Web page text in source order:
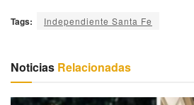
Tags: Independiente Santa Fe
Noticias Relacionadas